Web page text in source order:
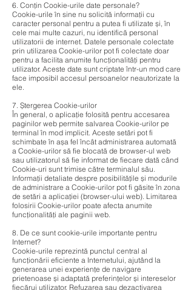
6. Conțin Cookie-urile date personale?
Cookie-urile în sine nu solicită informații cu
caracter personal pentru a putea fi utilizate și, în
cele mai multe cazuri, nu identifică personal
utilizatorii de internet. Datele personale colectate
prin utilizarea Cookie-urilor pot fi colectate doar
pentru a facilita anumite funcționalități pentru
utilizator. Aceste date sunt criptate într-un mod care
face imposibil accesul persoanelor neautorizate la
ele.
7. Ștergerea Cookie-urilor
În general, o aplicație folosită pentru accesarea
paginilor web permite salvarea Cookie-urilor pe
terminal în mod implicit. Aceste setări pot fi
schimbate în așa fel încât administrarea automată
a Cookie-urilor să fie blocată de browser-ul web
sau utilizatorul să fie informat de fiecare dată când
Cookie-uri sunt trimise către terminalul său.
Informații detaliate despre posibilitățile și modurile
de administrare a Cookie-urilor pot fi găsite în zona
de setări a aplicației (browser-ului web). Limitarea
folosirii Cookie-urilor poate afecta anumite
funcționalități ale paginii web.
8. De ce sunt cookie-urile importante pentru
Internet?
Cookie-urile reprezintă punctul central al
funcționării eficiente a Internetului, ajutând la
generarea unei experiențe de navigare
prietenoase și adaptată preferințelor și intereselor
fiecărui utilizator. Refuzarea sau dezactivarea